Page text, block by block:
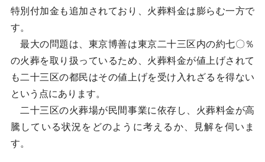
特別付加金も追加されており、火葬料金は膨らむ一方で
す。
最大の問題は、東京博善は東京二十三区内の約七〇％
の火葬を取り扱っているため、火葬料金が値上げされて
も二十三区の都民はその値上げを受け入れざるを得ない
という点にあります。
二十三区の火葬場が民間事業に依存し、火葬料金が高
騰している状況をどのように考えるか、見解を伺いま
す。